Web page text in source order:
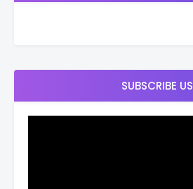
SUBSCRIBE US